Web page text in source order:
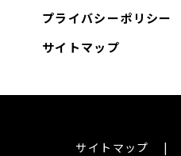
プライバシーポリシー
サイトマップ
サイトマップ